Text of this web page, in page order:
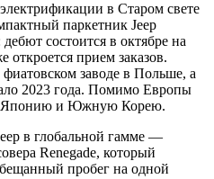
в Старом свете
паркетник Jeep
состоится в октябре на
откроется прием заказов.
заводе в Польше, а
2023 года. Помимо Европы
Японию и Южную Корею.
в глобальной гамме —
Renegade, который
пробег на одной